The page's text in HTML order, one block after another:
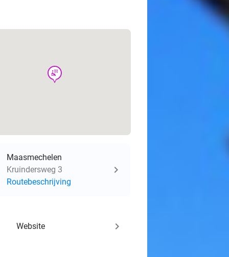
wellness
Maasmechelen
Kruindersweg 3
Routebeschrijving
Website keyboard_arrow_right